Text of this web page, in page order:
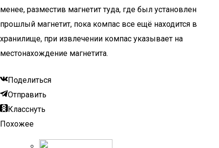
менее, разместив магнетит туда, где был установлен
прошлый магнетит, пока компас все ещё находится в
хранилище, при извлечении компас указывает на
местонахождение магнетита.
Поделиться
Отправить
Класснуть
Похожее